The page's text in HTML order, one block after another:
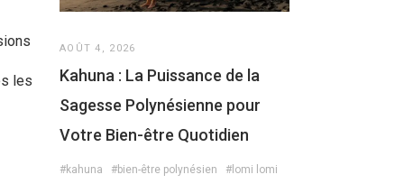
les
AOÛT 4, 2026
Kahuna : La Puissance de la
Sagesse Polynésienne pour
Votre Bien-être Quotidien
#kahuna #bien-être polynésien
#lomi lomi